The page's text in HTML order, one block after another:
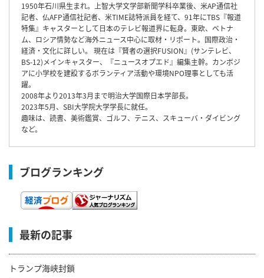
1950年石川県生まれ。上智大学文学部新聞学科卒業後、米AP通信社
記者、仏AFP通信社記者、米TIME誌特派員を経て、91年にTBS『報道
特集』キャスターとして日本のテレビ報道界に転身。東欧、ベトナ
ム、ロシア情勢など海外ニュース中心に取材・リポート。国際政治・
経済・文化に詳しい。 現在は『賢者の選択FUSION』(サンテレビ、
BS-12)メインキャスター、『ニュースオプエド』編集主幹。カンボジ
アに小学校を建設するボランティア活動や環境NPO理事としても活
躍。
2008年より2013年3月まで明治大学国際日本学部長。
2023年5月、SBI大学院大学学長に就任。
趣味は、読書、美術鑑賞、ゴルフ、テニス、スキューバ・ダイビング
など。
ブログランキング
最新の記事
トランプ海峡封鎖